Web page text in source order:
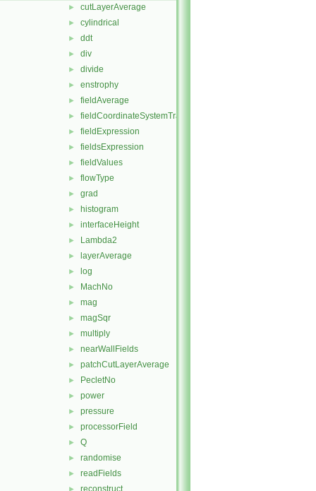
► cutLayerAverage
► cylindrical
► ddt
► div
► divide
► enstrophy
► fieldAverage
► fieldCoordinateSystemTransform
► fieldExpression
► fieldsExpression
► fieldValues
► flowType
► grad
► histogram
► interfaceHeight
► Lambda2
► layerAverage
► log
► MachNo
► mag
► magSqr
► multiply
► nearWallFields
► patchCutLayerAverage
► PecletNo
► power
► pressure
► processorField
► Q
► randomise
► readFields
reconstruct